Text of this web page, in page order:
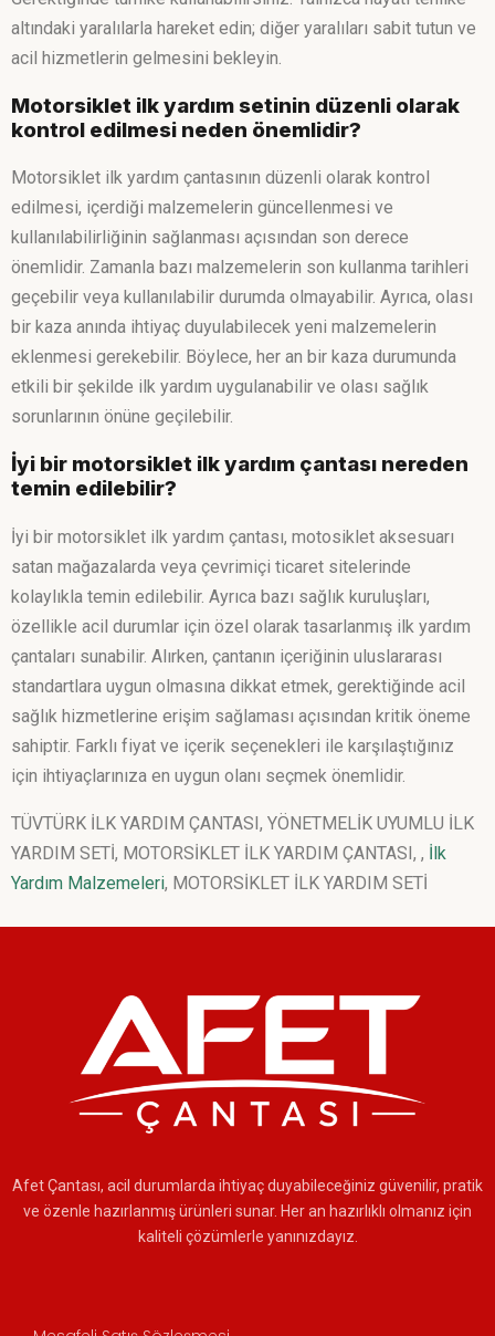
altındaki yaralılarla hareket edin; diğer yaralıları sabit tutun ve
acil hizmetlerin gelmesini bekleyin.
Motorsiklet ilk yardım setinin düzenli olarak
kontrol edilmesi neden önemlidir?
Motorsiklet ilk yardım çantasının düzenli olarak kontrol
edilmesi, içerdiği malzemelerin güncellenmesi ve
kullanılabilirliğinin sağlanması açısından son derece
önemlidir. Zamanla bazı malzemelerin son kullanma tarihleri
geçebilir veya kullanılabilir durumda olmayabilir. Ayrıca, olası
bir kaza anında ihtiyaç duyulabilecek yeni malzemelerin
eklenmesi gerekebilir. Böylece, her an bir kaza durumunda
etkili bir şekilde ilk yardım uygulanabilir ve olası sağlık
sorunlarının önüne geçilebilir.
İyi bir motorsiklet ilk yardım çantası nereden
temin edilebilir?
İyi bir motorsiklet ilk yardım çantası, motosiklet aksesuarı
satan mağazalarda veya çevrimiçi ticaret sitelerinde
kolaylıkla temin edilebilir. Ayrıca bazı sağlık kuruluşları,
özellikle acil durumlar için özel olarak tasarlanmış ilk yardım
çantaları sunabilir. Alırken, çantanın içeriğinin uluslararası
standartlara uygun olmasına dikkat etmek, gerektiğinde acil
sağlık hizmetlerine erişim sağlaması açısından kritik öneme
sahiptir. Farklı fiyat ve içerik seçenekleri ile karşılaştığınız
için ihtiyaçlarınıza en uygun olanı seçmek önemlidir.
TÜVTÜRK İLK YARDIM ÇANTASI, YÖNETMELİK UYUMLU İLK
YARDIM SETİ, MOTORSİKLET İLK YARDIM ÇANTASI, , İlk
Yardım Malzemeleri, MOTORSİKLET İLK YARDIM SETİ
Afet Çantası, acil durumlarda ihtiyaç duyabileceğiniz güvenilir, pratik
ve özenle hazırlanmış ürünleri sunar. Her an hazırlıklı olmanız için
kaliteli çözümlerle yanınızdayız.